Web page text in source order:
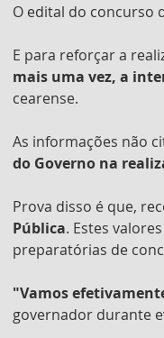
O edital do concurso
E para reforçar a
mais uma vez, a
cearense.
As informações não
do Governo na
Prova disso é que,
Pública. Estes
preparatórias de
"Vamos
governador durante